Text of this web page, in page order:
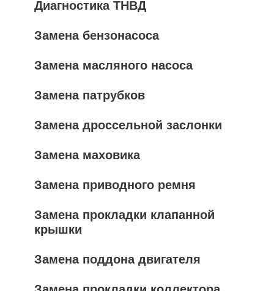
Диагностика ТНВД
Замена бензонасоса
Замена масляного насоса
Замена патрубков
Замена дроссельной заслонки
Замена маховика
Замена приводного ремня
Замена прокладки клапанной
крышки
Замена поддона двигателя